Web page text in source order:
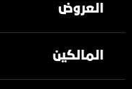
العروض
المالكين